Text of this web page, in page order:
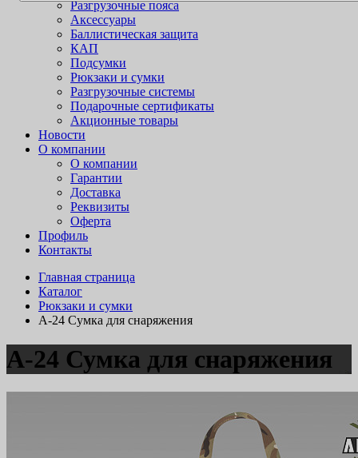
Разгрузочные пояса
Аксессуары
Баллистическая защита
КАП
Подсумки
Рюкзаки и сумки
Разгрузочные системы
Подарочные сертификаты
Акционные товары
Новости
О компании
О компании
Гарантии
Доставка
Реквизиты
Оферта
Профиль
Контакты
Главная страница
Каталог
Рюкзаки и сумки
А-24 Сумка для снаряжения
А-24 Сумка для снаряжения